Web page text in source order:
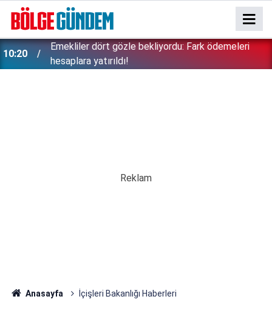
10:20
Emekliler dört gözle bekliyordu: Fark ödemeleri
hesaplara yatırıldı!
10:11
3 bakanlık birden harekete geçti: 81 ildeki okullara
30 bin yeni güvenlik görevlisi
Anasayfa İçişleri Bakanlığı Haberleri